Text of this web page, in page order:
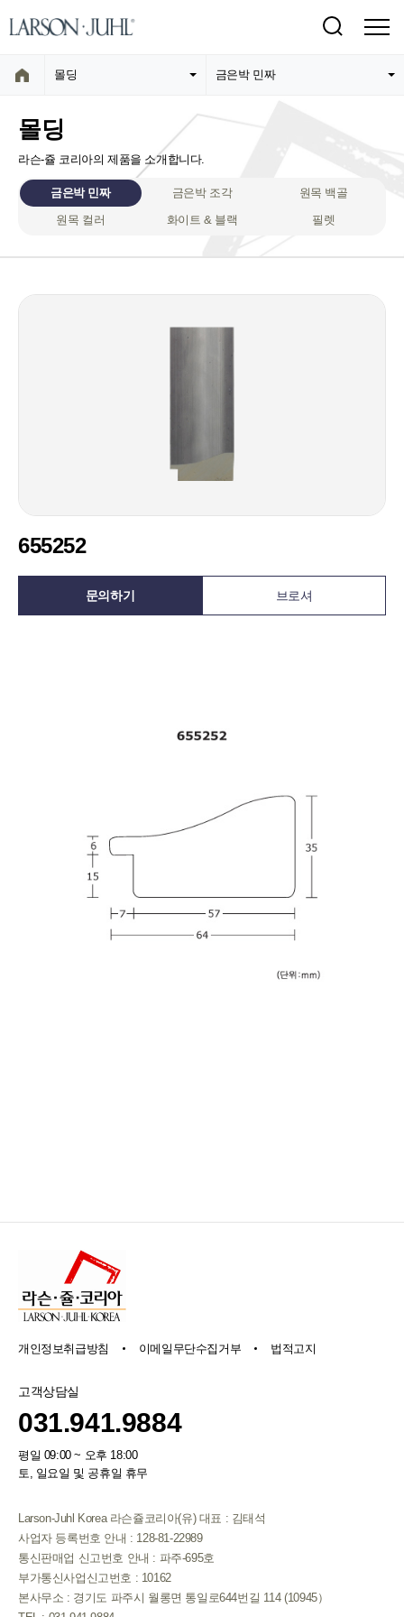
몰딩 금은박 민짜
몰딩
라슨-쥴 코리아의 제품을 소개합니다.
금은박 민짜 금은박 조각
원목 백골
원목 컬러
화이트 & 블랙 필렛
655252
문의하기 브로셔
개인정보취급방침 이메일무단수집거부 법적고지
고객상담실
031.941.9884
평일 09:00 ~ 오후 18:00
토, 일요일 및 공휴일 휴무
Larson-Juhl Korea 라슨쥴코리아(유) 대표 : 김태석
사업자 등록번호 안내 : 128-81-22989
통신판매업 신고번호 안내 : 파주-695호
부가통신사업신고번호 : 10162
본사무소 : 경기도 파주시 월롱면 통일로644번길 114 (10945）